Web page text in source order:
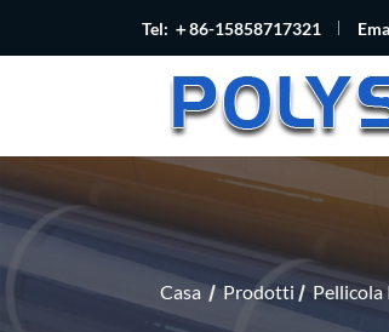
Tel: ＋86-15858717321
Casa Prodotti Pellicola